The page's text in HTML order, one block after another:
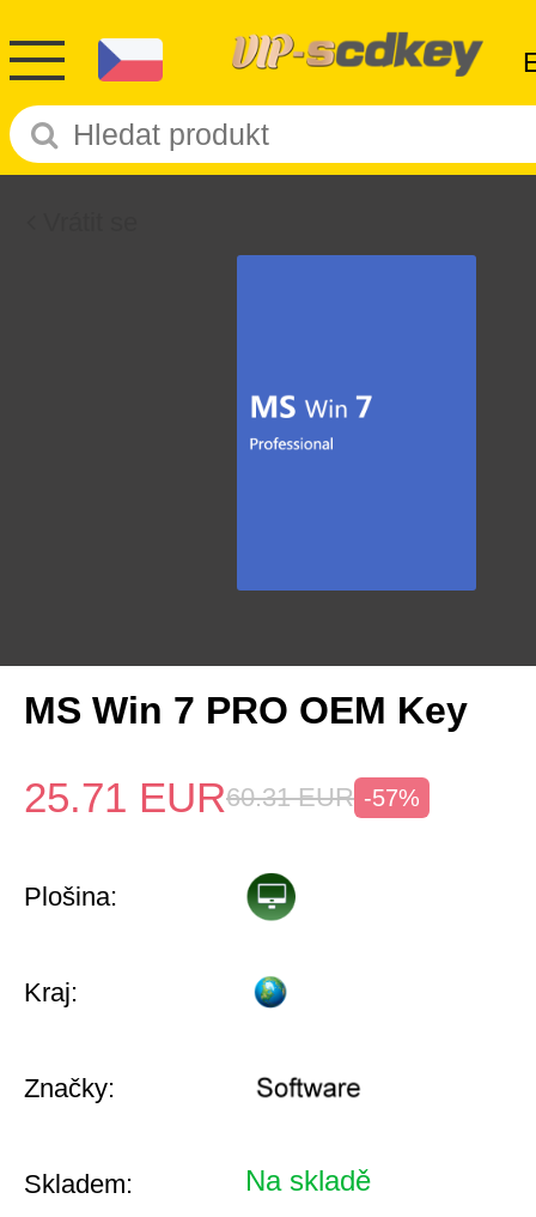
MS Win 7 PRO OEM Key
25.71 EUR60.31 EUR -57%
Plošina:
Kraj:
Značky:
Skladem: Na skladě